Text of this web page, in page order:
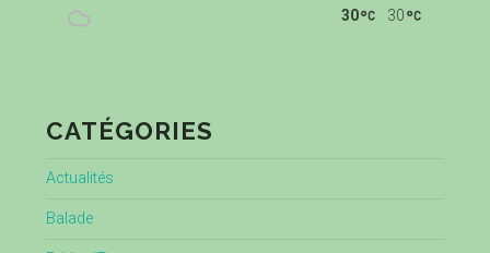
30
30
CATÉGORIES
Actualités
Balade